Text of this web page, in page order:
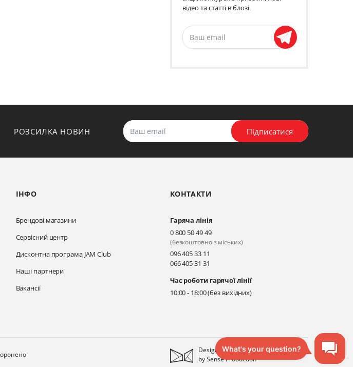
відео та статті в блозі.
РОЗСИЛКА НОВИН Підписатися
ІНФО
Брендові магазини
Сервісний центр
Дисконтна програма JAM Club
Наші партнери
Вакансії
КОНТАКТИ
Гаряча лінія
0 800 50 49 49
(безкоштовно з міських)
096 405 33 11
066 405 31 31
Час роботи гарячої лінії
10:00 - 18:00 (без вихідних)
Designed
bySense Production